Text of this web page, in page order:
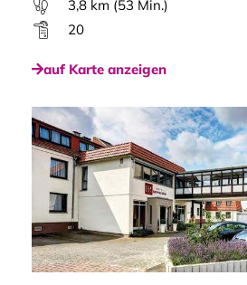
3,8 km (53 Min.)
20
auf Karte anzeigen